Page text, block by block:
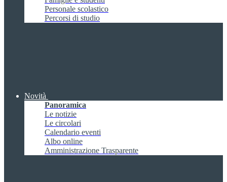
Personale scolastico
Percorsi di studio
Novità
Panoramica
Le notizie
Le circolari
Calendario eventi
Albo online
Amministrazione Trasparente